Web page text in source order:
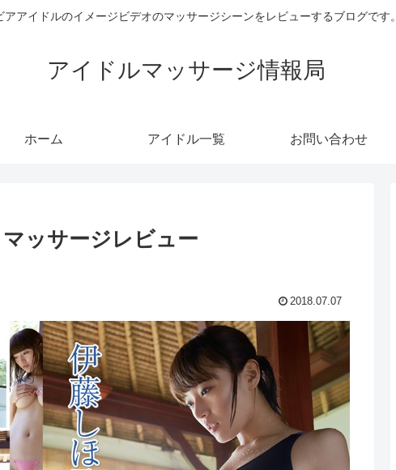
アアイドルのイメージビデオのマッサージシーンをレビューするブログです。
アイドルマッサージ情報局
ホーム アイドル一覧 お問い合わせ
ッサージレビュー
2018.07.07